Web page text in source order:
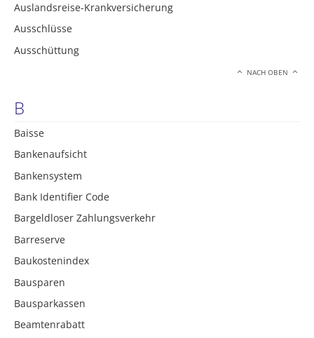
Auslandsreise-Krankversicherung
Ausschlüsse
Ausschüttung
NACH OBEN
B
Baisse
Bankenaufsicht
Bankensystem
Bank Identifier Code
Bargeldloser Zahlungsverkehr
Barreserve
Baukostenindex
Bausparen
Bausparkassen
Beamtenrabatt